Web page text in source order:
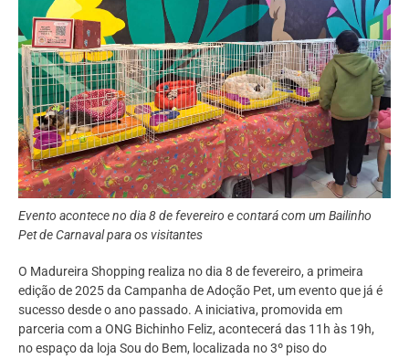
Evento acontece no dia 8 de fevereiro e contará com um Bailinho
Pet de Carnaval para os visitantes
O Madureira Shopping realiza no dia 8 de fevereiro, a primeira
edição de 2025 da Campanha de Adoção Pet, um evento que já é
sucesso desde o ano passado. A iniciativa, promovida em
parceria com a ONG Bichinho Feliz, acontecerá das 11h às 19h,
no espaço da loja Sou do Bem, localizada no 3º piso do